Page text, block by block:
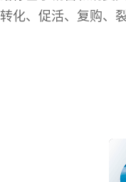
转化、促活、复购、